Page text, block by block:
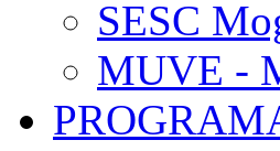
SESC
MUVE -